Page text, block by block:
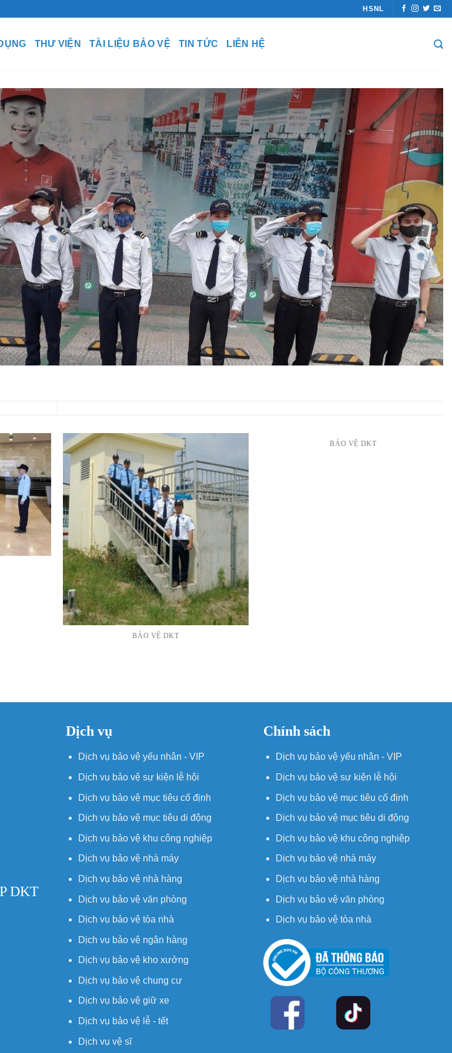
HSNL
THƯ VIỆN TÀI LIỆU BẢO VỆ TIN TỨC LIÊN HỆ
BẢO VỆ DKT
BẢO VỆ DKT
DKT
Dịch vụ
Dịch vụ bảo vệ yếu nhân - VIP
Dịch vụ bảo vệ sự kiện lễ hội
Dịch vụ bảo vệ mục tiêu cố định
Dịch vụ bảo vệ mục tiêu di động
Dịch vụ bảo vệ khu công nghiệp
Dịch vụ bảo vệ nhà máy
Dịch vụ bảo vệ nhà hàng
Dịch vụ bảo vệ văn phòng
Dịch vụ bảo vệ tòa nhà
Dịch vụ bảo vệ ngân hàng
Dịch vụ bảo vệ kho xưởng
Dịch vụ bảo vệ chung cư
Dịch vụ bảo vệ giữ xe
Dịch vụ bảo vệ lễ - tết
Dịch vụ vệ sĩ
Chính sách
Dịch vụ bảo vệ yếu nhân - VIP
Dịch vụ bảo vệ sự kiện lễ hội
Dịch vụ bảo vệ mục tiêu cố định
Dịch vụ bảo vệ mục tiêu di động
Dịch vụ bảo vệ khu công nghiệp
Dịch vụ bảo vệ nhà máy
Dịch vụ bảo vệ nhà hàng
Dịch vụ bảo vệ văn phòng
Dịch vụ bảo vệ tòa nhà